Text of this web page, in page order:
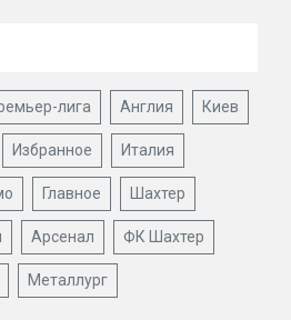
лига Англия Киев
Избранное Италия
Главное Шахтер
Арсенал ФК Шахтер
Металлург